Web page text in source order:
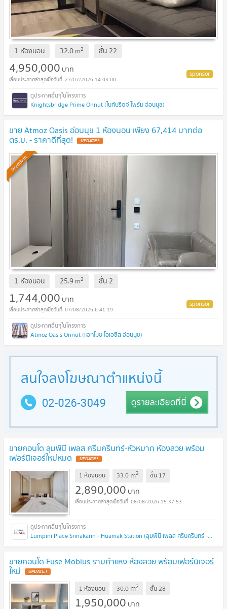
1 ห้องนอน 32.0m2 ชั้น 22
4,950,000 บาท
27/07/2026 14:03:00
Knightsbridge Prime Onnut (ไนท์บริดจ์ ไพร์ม อ่อนนุช)
ขาย Atmoz Oasis อ่อนนุช 1 ห้องนอน เพียง 67,414 บาทต่อ
ตร.ม. - ราคาดีที่สุด! UPDATE !
Premium
1 ห้องนอน 25.9 m2 ชั้น 2
1,744,000 บาท
07/08/2026 6:41:19
Atmoz Oasis Onnut (แอทโมซ โอเอซิส อ่อนนุช)
ขายคอนโด ลุมพินี เพลส ศรีนครินทร์-หัวหมาก ห้องสวย พร้อม
เฟอร์นิเจอร์ใหม่หมด UPDATE !
1 ห้องนอน 33.0 m2 ชั้น 17
2,890,000 บาท
08/08/2026 15:37:53
Lumpini Place Srinakarin - Huamak Station (ลุมพินี เพลส ศรีนครินทร์ - หัวหมาก สเตชั่น)
ขายคอนโด Fuse Mobius รามคำแหง ห้องสวย พร้อมเฟอร์นิเจอร์
ใหม่ UPDATE !
1 ห้องนอน 30.0 m2 ชั้น28
1,950,000 บาท